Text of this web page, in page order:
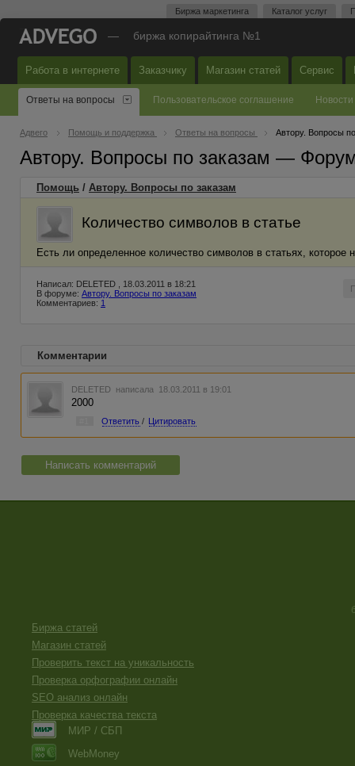
Биржа маркетинга Каталог услуг
— биржа копирайтинга №1
Работа в интернете Заказчику Магазин статей Сервис
Ответы на вопросы Пользовательское соглашение Новости
Адвего Помощь и поддержка Ответы на вопросы Автору. Вопросы
Автору. Вопросы по заказам —
Помощь / Автору. Вопросы по заказам
Количество символов в статье
Есть ли определенное количество символов в статьях, которое
Написал: DELETED , 18.03.2011 в 18:21
В форуме: Автору. Вопросы по заказам
Комментариев: 1
Комментарии
DELETED написала 18.03.2011 в 19:01
2000
Ответить / Цитировать
Написать комментарий
Биржа статей
Магазин статей
Проверить текст на уникальность
Проверка орфографии онлайн
SEO анализ онлайн
Проверка качества текста
МИР / СБП
WebMoney